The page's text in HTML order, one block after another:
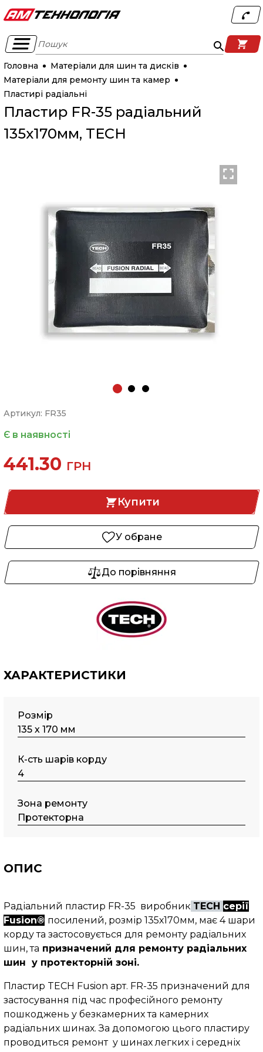
Пошук
Головна
Матеріали для шин та дисків
Матеріали для ремонту шин та камер
Пластирі радіальні
Пластир FR-35 радіальний
135х170мм, TECH
Артикул: FR35
Є в наявності
441.30 ГРН
Купити
У обране
До порівняння
ХАРАКТЕРИСТИКИ
Розмір
135 х 170 мм
К-сть шарів корду
4
Зона ремонту
Протекторна
ОПИС
Радіальний пластир FR-35 виробник TECH серії
Fusion® посилений, розмір 135х170мм, має 4 шари
корду та застосовується для ремонту радіальних
шин, та призначений для ремонту радіальних
шин у протекторній зоні.
Пластир TECH Fusion арт. FR-35 призначений для
застосування під час професійного ремонту
пошкоджень у безкамерних та камерних
радіальних шинах. За допомогою цього пластиру
проводиться ремонт у шинах легких і середніх